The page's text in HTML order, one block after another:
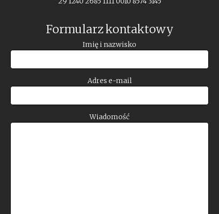
Formularz kontaktowy
Imię i nazwisko
Adres e-mail
Wiadomość